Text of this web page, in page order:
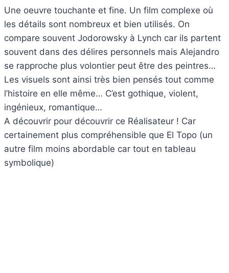
Une oeuvre touchante et fine. Un film complexe où
les détails sont nombreux et bien utilisés. On
compare souvent Jodorowsky à Lynch car ils partent
souvent dans des délires personnels mais Alejandro
se rapproche plus volontier peut être des peintres…
Les visuels sont ainsi très bien pensés tout comme
l’histoire en elle même… C’est gothique, violent,
ingénieux, romantique…
A découvrir pour découvrir ce Réalisateur ! Car
certainement plus compréhensible que El Topo (un
autre film moins abordable car tout en tableau
symbolique)